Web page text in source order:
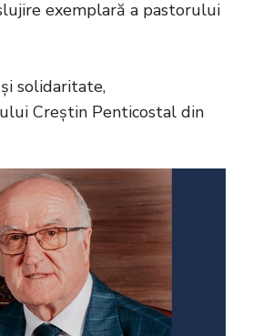
exemplară a pastorului
solidaritate,
Creștin Penticostal din